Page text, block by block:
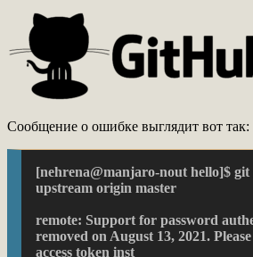
Сообщение о ошибке выглядит вот так:
[nehrena@manjaro-nout hello]$
upstream origin master
remote: Support for password
removed on August 13, 2021.
access token inst